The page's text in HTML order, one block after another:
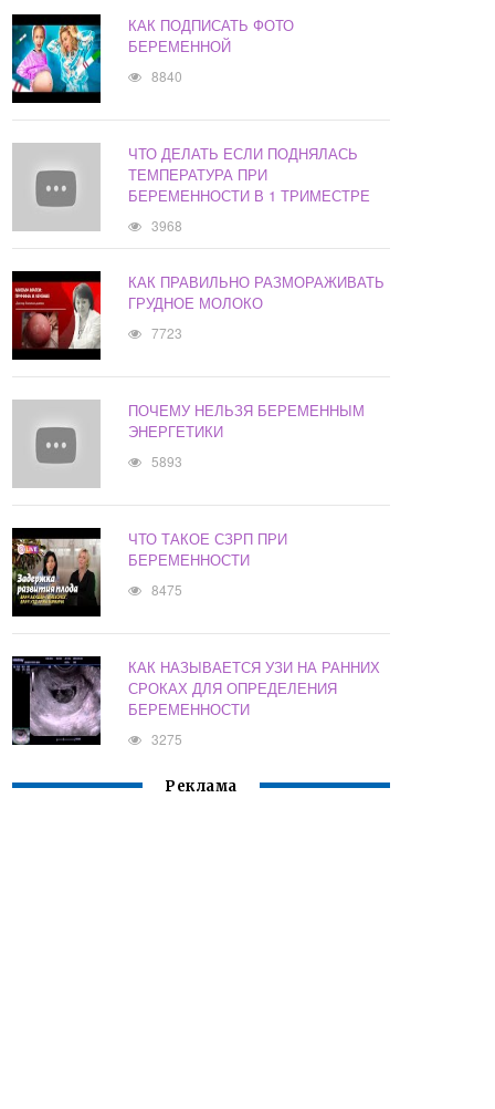
КАК ПОДПИСАТЬ ФОТО
БЕРЕМЕННОЙ
8840
ЧТО ДЕЛАТЬ ЕСЛИ ПОДНЯЛАСЬ
ТЕМПЕРАТУРА ПРИ
БЕРЕМЕННОСТИ В 1 ТРИМЕСТРЕ
3968
КАК ПРАВИЛЬНО РАЗМОРАЖИВАТЬ
ГРУДНОЕ МОЛОКО
7723
ПОЧЕМУ НЕЛЬЗЯ БЕРЕМЕННЫМ
ЭНЕРГЕТИКИ
5893
ЧТО ТАКОЕ СЗРП ПРИ
БЕРЕМЕННОСТИ
8475
КАК НАЗЫВАЕТСЯ УЗИ НА РАННИХ
СРОКАХ ДЛЯ ОПРЕДЕЛЕНИЯ
БЕРЕМЕННОСТИ
3275
Реклама